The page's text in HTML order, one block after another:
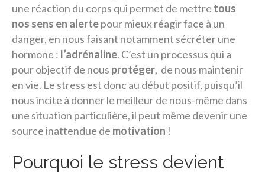
une réaction du corps qui permet de mettre tous
nos sens en alertepour mieux réagir face à un
danger, en nous faisant notamment sécréter une
hormone : l’adrénaline. C’est un processus qui a
pour objectif de nous protéger, de nous maintenir
en vie. Le stress est donc au début positif, puisqu’il
nous incite à donner le meilleur de nous-même dans
une situation particulière, il peut même devenir une
source inattendue de motivation !
Pourquoi le stress devient